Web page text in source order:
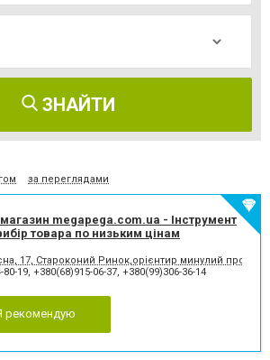
ЗНАЙТИ
за переглядами
магазин megapega.com.ua - Інструмент
товара по низьким цінам
17, Староконий Ринок,орієнтир минулий
80-19, +380(68)915-06-37, +380(99)306-36-14
рекомендую